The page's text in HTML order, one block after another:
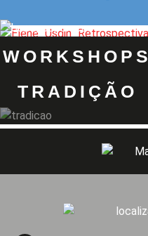
WORKSHOPS
TRADIÇÃO